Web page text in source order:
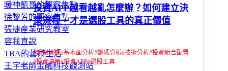
暖神凱哥的觀察焦點
徐黎芳的觀察焦點
張捷產業研究教室
容我直說
TBA的藝術生活
王宇老師金融科技觀測站
投資APP越看越亂怎麼辦？如何建立決
策流程，才是選股工具的真正價值
#凱衛資訊#基本面分析#籌碼分析#技術分析#投資組合配置
#投資決策#投資APP#選股工具